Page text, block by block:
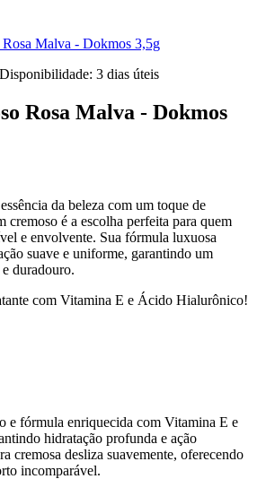
Malva - Dokmos 3,5g
Disponibilidade: 3 dias úteis
Rosa Malva - Dokmos
da beleza com um toque de
cremoso é a escolha perfeita para quem
e envolvente. Sua fórmula luxuosa
suave e uniforme, garantindo um
duradouro.
com Vitamina E e Ácido Hialurônico!
e fórmula enriquecida com Vitamina E e
hidratação profunda e ação
cremosa desliza suavemente, oferecendo
incomparável.